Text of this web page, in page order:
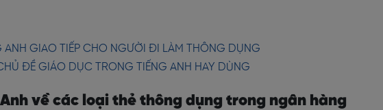
ANH GIAO TIẾP CHO NGƯỜI ĐI LÀM THÔNG DỤNG
ĐỀ GIÁO DỤC TRONG TIẾNG ANH HAY DÙNG
về các loại thẻ thông dụng trong ngân hàng